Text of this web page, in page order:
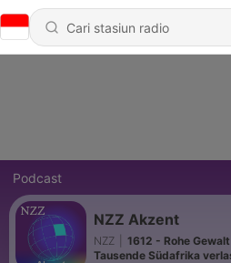
Podcast
NZZ Akzent
NZZ
1612 - Rohe
Tausende Südafrika